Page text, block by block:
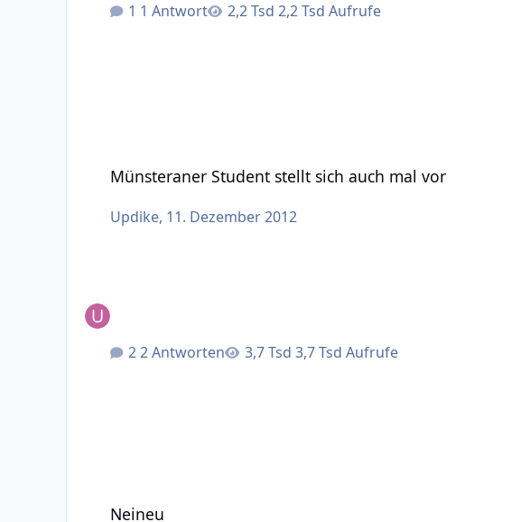
1 Antwort 2,2 Tsd Aufrufe
Münsteraner Student stellt sich auch mal vor
Updike, 11. Dezember 2012
2 Antworten 3,7 Tsd Aufrufe
Neineu